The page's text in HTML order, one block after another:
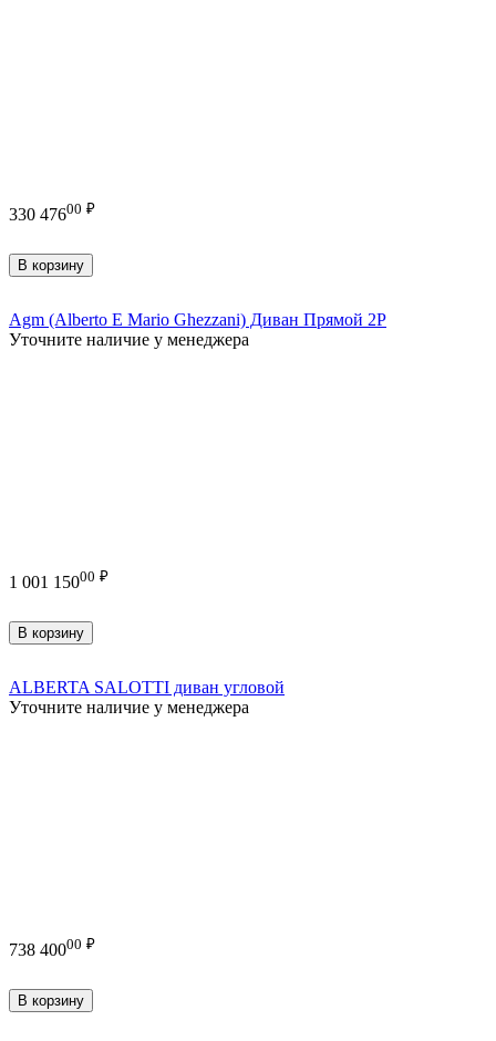
330 47600 ₽
В корзину
Agm (Alberto E Mario Ghezzani) Диван Прямой 2Р
Уточните наличие у менеджера
1 001 15000 ₽
В корзину
ALBERTA SALOTTI диван угловой
Уточните наличие у менеджера
738 40000 ₽
В корзину